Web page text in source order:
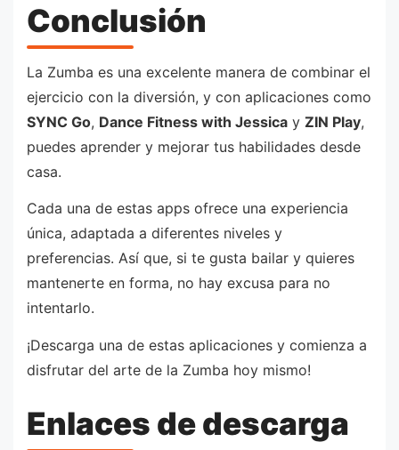
Conclusión
La Zumba es una excelente manera de combinar el
ejercicio con la diversión, y con aplicaciones como
SYNC Go, Dance Fitness with Jessica y ZIN Play,
puedes aprender y mejorar tus habilidades desde
casa.
Cada una de estas apps ofrece una experiencia
única, adaptada a diferentes niveles y
preferencias. Así que, si te gusta bailar y quieres
mantenerte en forma, no hay excusa para no
intentarlo.
¡Descarga una de estas aplicaciones y comienza a
disfrutar del arte de la Zumba hoy mismo!
Enlaces de descarga